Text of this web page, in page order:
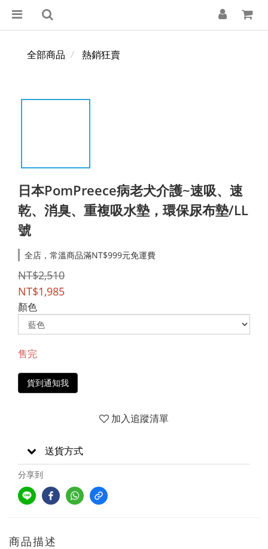
全部商品 熱銷狂賣
日本PomPreece病老犬介護~速吸、速
乾、消臭、重複吸水墊，環保尿布墊/LL
號
全店，常溫商品滿NT$999元免運費
NT$2,510
NT$1,985
顏色
售完
貨到通知我
加入追蹤清單
送貨方式
分享到
商品描述